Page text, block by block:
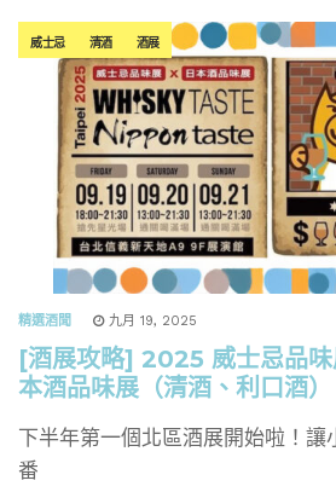
威士忌 清酒 酒展
精選酒聞 九月 19, 2025
[酒展攻略] 2025 威士忌品味
本酒品味展（清酒、利口酒）
下半年第一個北區酒展開始啦！讓
番